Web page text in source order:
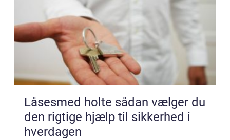
Låsesmed holte sådan vælger du
den rigtige hjælp til sikkerhed i
hverdagen